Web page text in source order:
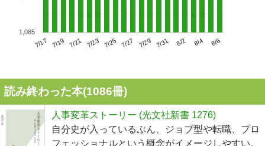
7/17 7/19 7/21 7/23 7/25 7/27 7/29 7/31 8/2 8/4 8/6
1,085
読み終わった本(1086冊)
人事変革ストーリー (光文社新書 1276)
自分史が入っているぶん、ジョブ型や転職、プロ
フェッショナルという概念がイメージしやすい。